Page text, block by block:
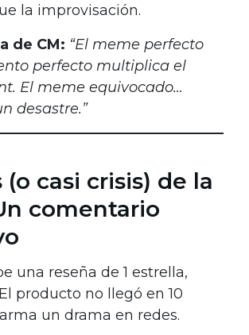
la improvisación.
de CM: “El meme perfecto
perfecto multiplica el
El meme equivocado…
desastre.”
(o casi crisis) de la
comentario
una reseña de 1 estrella,
producto no llegó en 10
un drama en redes.